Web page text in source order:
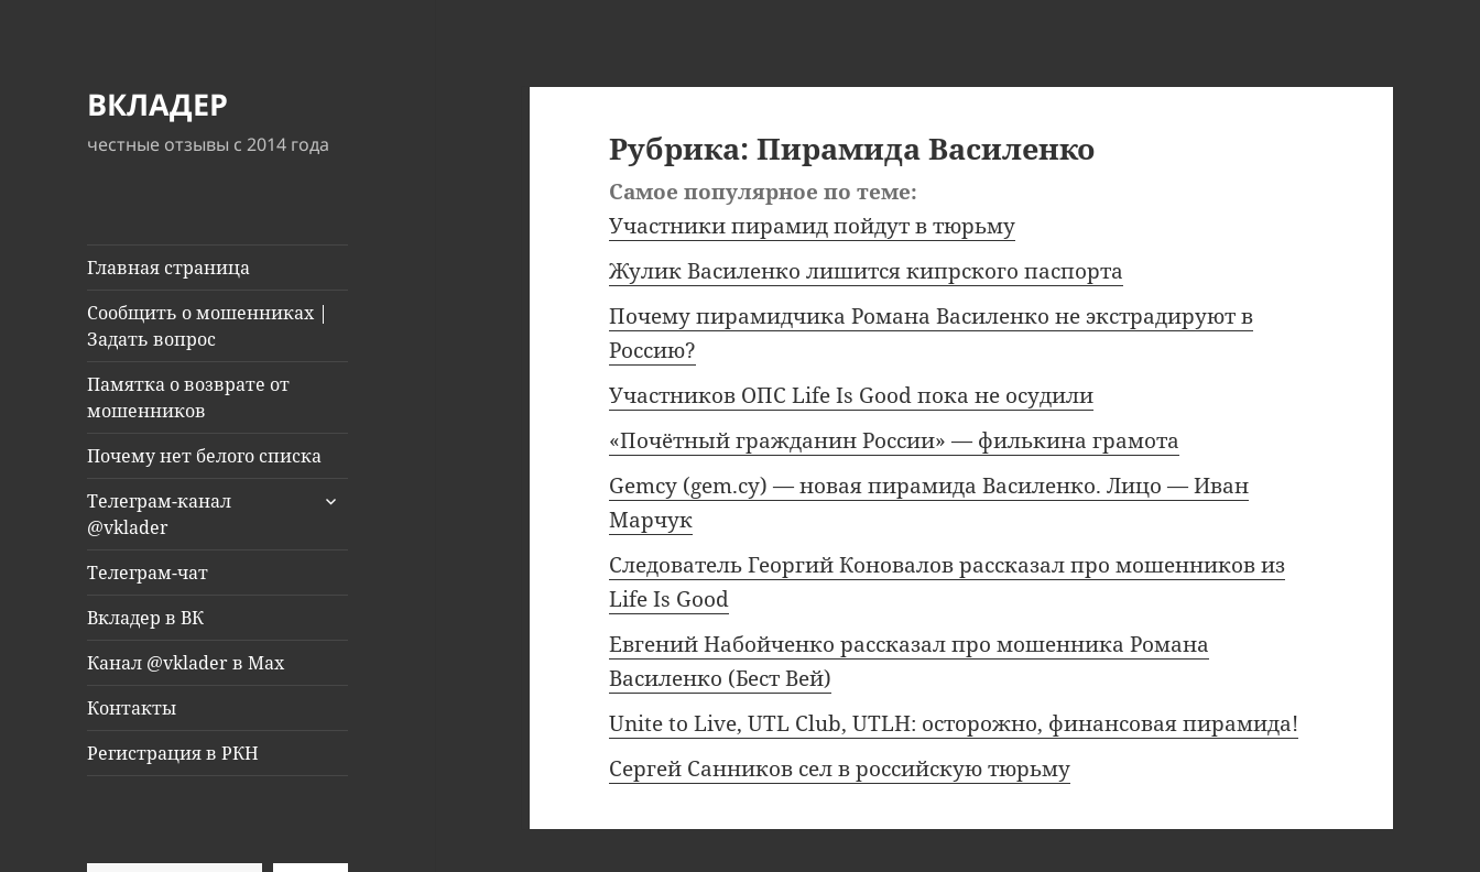
ВКЛАДЕР
честные отзывы с 2014 года
Главная страница
Сообщить о мошенниках |
Задать вопрос
Памятка о возврате от
мошенников
Почему нет белого списка
Телеграм-канал
@vklader
раскрыть
Телеграм-чат
Вкладер в ВК
Канал @vklader в Max
Контакты
Регистрация в РКН
Рубрика:Пирамида Василенко
Самое популярное по теме:
Участники пирамид пойдут в тюрьму
Жулик Василенко лишится кипрского паспорта
Почему пирамидчика Романа Василенко не экстрадируют в
Россию?
Участников ОПС Life Is Good пока не осудили
«Почётный гражданин России» — филькина грамота
Gemcy (gem.cy) — новая пирамида Василенко. Лицо — Иван
Марчук
Следователь Георгий Коновалов рассказал про мошенников из
Life Is Good
Евгений Набойченко рассказал про мошенника Романа
Василенко (Бест Вей)
Unite to Live, UTL Club, UTLH: осторожно, финансовая пирамида!
Сергей Санников сел в российскую тюрьму